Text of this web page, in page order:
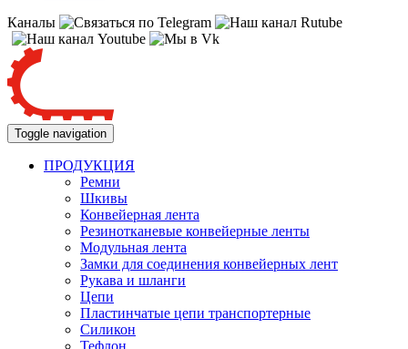
Каналы
Toggle navigation
ПРОДУКЦИЯ
Ремни
Шкивы
Конвейерная лента
Резинотканевые конвейерные ленты
Модульная лента
Замки для соединения конвейерных лент
Рукава и шланги
Цепи
Пластинчатые цепи транспортерные
Силикон
Тефлон